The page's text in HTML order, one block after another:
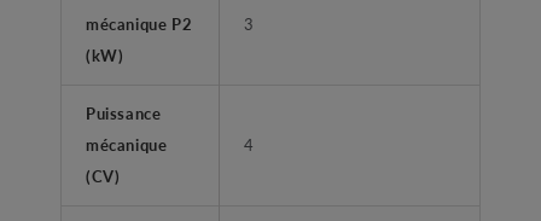
mécanique P2
(kW)
3
Puissance
mécanique
(CV)
4